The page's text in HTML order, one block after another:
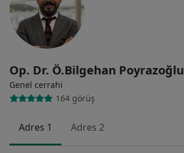
Op. Dr. Ö.Bilgehan Poyrazoğlu
Genel cerrahi
164 görüş
Adres 1 Adres 2